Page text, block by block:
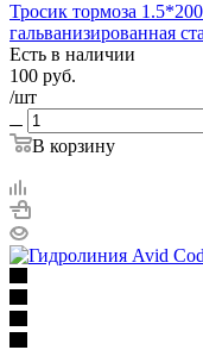
Тросик тормоза
гальванизированная
Есть в наличии
100 руб.
/шт
В корзину